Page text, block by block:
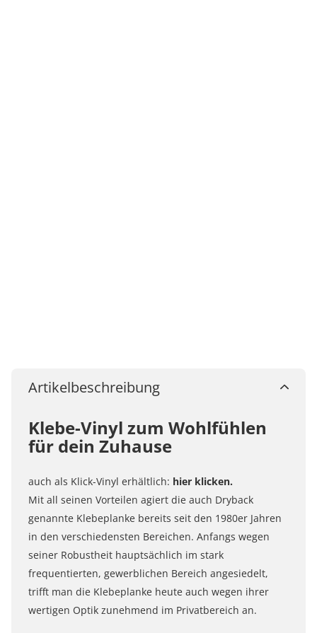
Artikelbeschreibung
Klebe-Vinyl zum Wohlfühlen
für dein Zuhause
auch als Klick-Vinyl erhältlich: hier klicken.
Mit all seinen Vorteilen agiert die auch Dryback
genannte Klebeplanke bereits seit den 1980er Jahren
in den verschiedensten Bereichen. Anfangs wegen
seiner Robustheit hauptsächlich im stark
frequentierten, gewerblichen Bereich angesiedelt,
trifft man die Klebeplanke heute auch wegen ihrer
wertigen Optik zunehmend im Privatbereich an.